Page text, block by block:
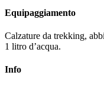
Equipaggiamento
Calzature da trekking,
1 litro d’acqua.
Info